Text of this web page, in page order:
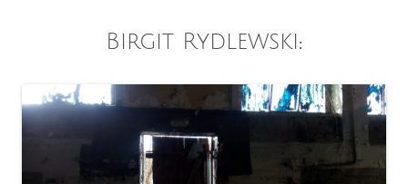
Birgit Rydlewski :